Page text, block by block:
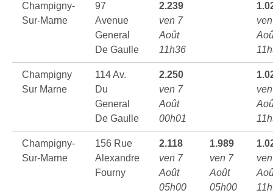
Champigny-
Sur-Marne
97
Avenue
General
De Gaulle
2.239
ven 7
Août
11h36
Champigny
Sur Marne
114 Av.
Du
General
De Gaulle
2.250
ven 7
Août
00h01
Champigny-
Sur-Marne
156 Rue
Alexandre
Fourny
2.118
ven 7
Août
05h00
1.989
ven 7
Août
05h00